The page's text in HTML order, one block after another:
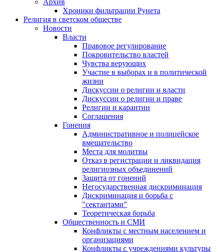
Архив
Хроники фильтрации Рунета
Религия в светском обществе
Новости
Власти
Правовое регулирование
Покровительство властей
Чувства верующих
Участие в выборах и в политической
жизни
Дискуссии о религии и власти
Дискуссии о религии и праве
Религии и карантин
Соглашения
Гонения
Административное и полицейское
вмешательство
Места для молитвы
Отказ в регистрации и ликвидация
религиозных объединений
Защита от гонений
Негосударственная дискриминация
Дискриминация и борьба с
"сектантами"
Теоретическая борьба
Общественность и СМИ
Конфликты с местным населением и
организациями
Конфликты с учреждениями культуры